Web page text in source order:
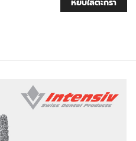
หยิบใส่ตะกร้า